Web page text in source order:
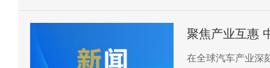
聚焦产业互惠
在全球汽车产业深